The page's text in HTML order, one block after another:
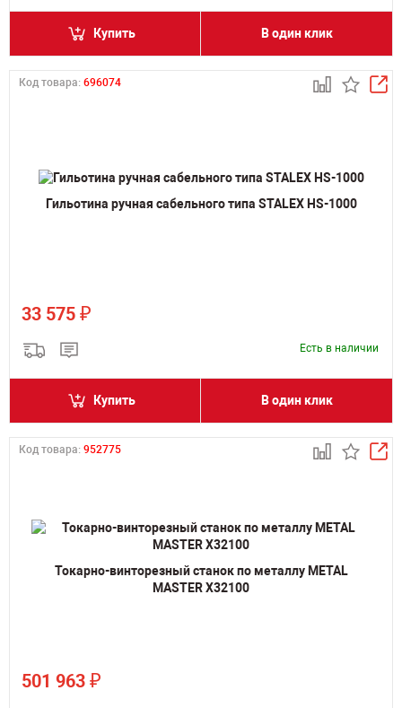
Купить В один клик
Код товара: 696074
Гильотина ручная сабельного типа STALEX HS-1000
33 575 ₽
Есть в наличии
Купить В один клик
Код товара: 952775
Токарно-винторезный станок по металлу METAL
MASTER X32100
501 963 ₽